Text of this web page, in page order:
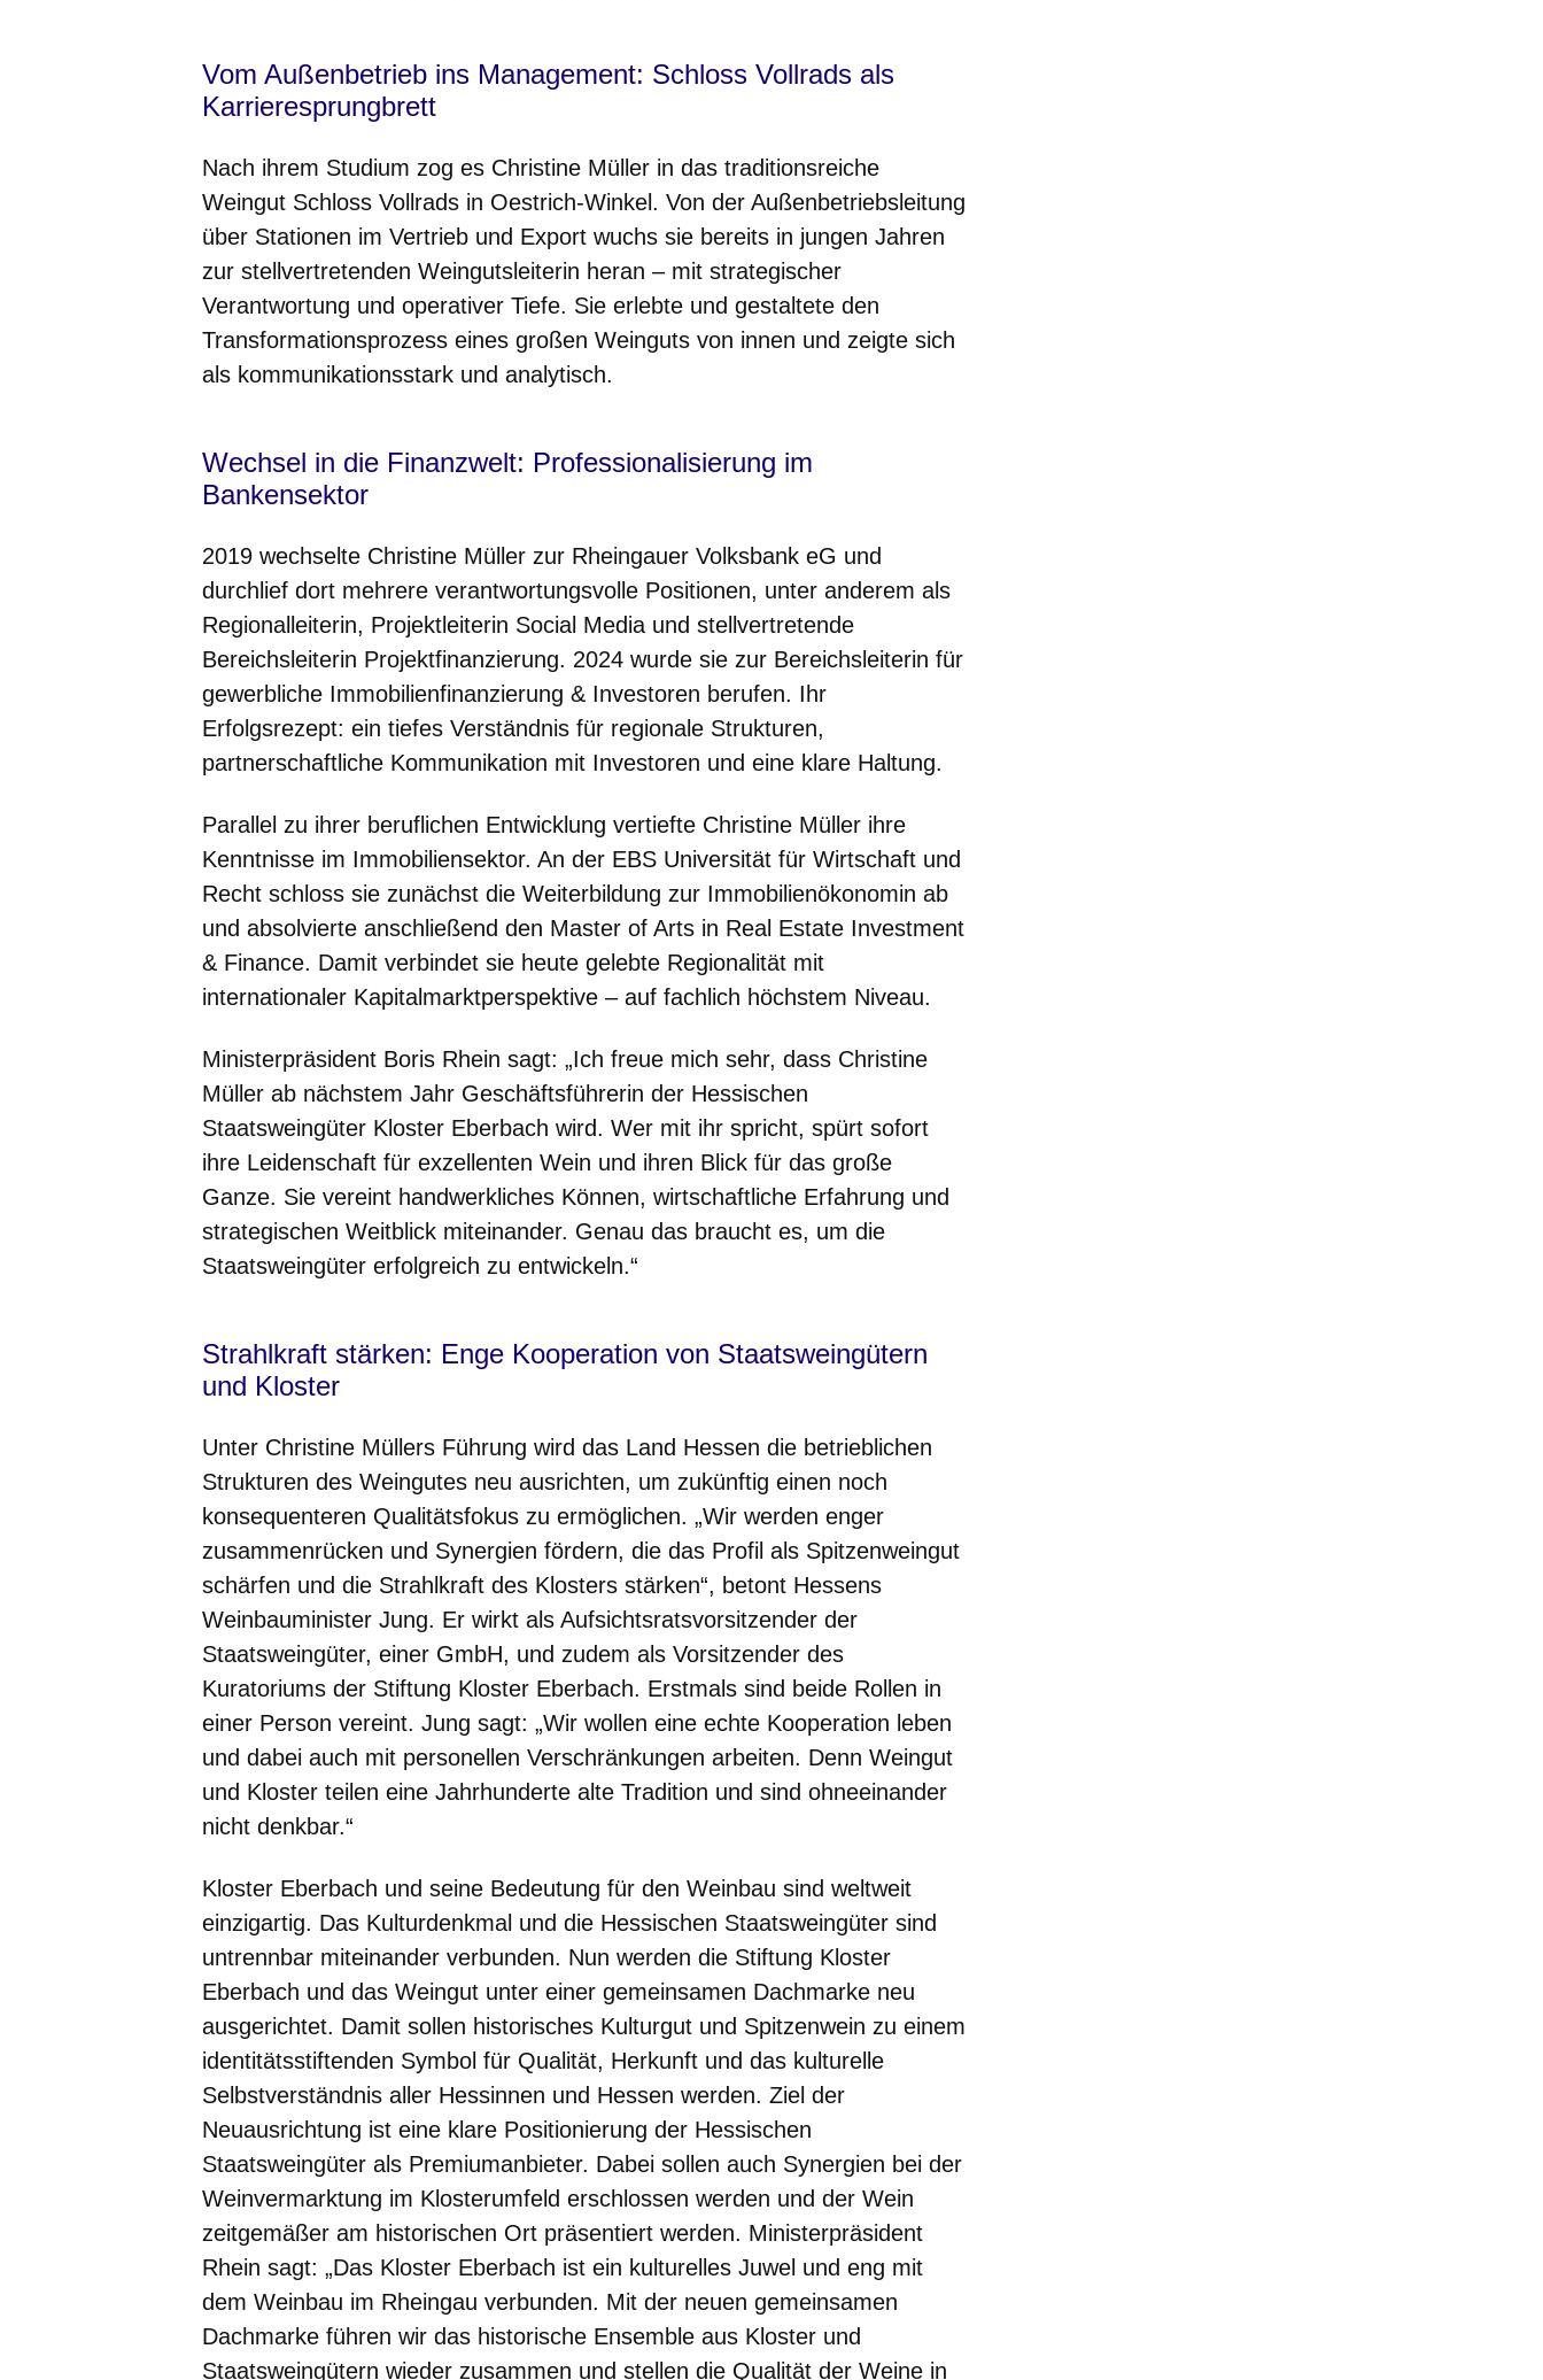
Vom Außenbetrieb ins Management: Schloss Vollrads als
Karrieresprungbrett
Nach ihrem Studium zog es Christine Müller in das traditionsreiche
Weingut Schloss Vollrads in Oestrich-Winkel. Von der Außenbetriebsleitung
über Stationen im Vertrieb und Export wuchs sie bereits in jungen Jahren
zur stellvertretenden Weingutsleiterin heran – mit strategischer
Verantwortung und operativer Tiefe. Sie erlebte und gestaltete den
Transformationsprozess eines großen Weinguts von innen und zeigte sich
als kommunikationsstark und analytisch.
Wechsel in die Finanzwelt: Professionalisierung im
Bankensektor
2019 wechselte Christine Müller zur Rheingauer Volksbank eG und
durchlief dort mehrere verantwortungsvolle Positionen, unter anderem als
Regionalleiterin, Projektleiterin Social Media und stellvertretende
Bereichsleiterin Projektfinanzierung. 2024 wurde sie zur Bereichsleiterin für
gewerbliche Immobilienfinanzierung & Investoren berufen. Ihr
Erfolgsrezept: ein tiefes Verständnis für regionale Strukturen,
partnerschaftliche Kommunikation mit Investoren und eine klare Haltung.
Parallel zu ihrer beruflichen Entwicklung vertiefte Christine Müller ihre
Kenntnisse im Immobiliensektor. An der EBS Universität für Wirtschaft und
Recht schloss sie zunächst die Weiterbildung zur Immobilienökonomin ab
und absolvierte anschließend den Master of Arts in Real Estate Investment
& Finance. Damit verbindet sie heute gelebte Regionalität mit
internationaler Kapitalmarktperspektive – auf fachlich höchstem Niveau.
Ministerpräsident Boris Rhein sagt: „Ich freue mich sehr, dass Christine
Müller ab nächstem Jahr Geschäftsführerin der Hessischen
Staatsweingüter Kloster Eberbach wird. Wer mit ihr spricht, spürt sofort
ihre Leidenschaft für exzellenten Wein und ihren Blick für das große
Ganze. Sie vereint handwerkliches Können, wirtschaftliche Erfahrung und
strategischen Weitblick miteinander. Genau das braucht es, um die
Staatsweingüter erfolgreich zu entwickeln.“
Strahlkraft stärken: Enge Kooperation von Staatsweingütern
und Kloster
Unter Christine Müllers Führung wird das Land Hessen die betrieblichen
Strukturen des Weingutes neu ausrichten, um zukünftig einen noch
konsequenteren Qualitätsfokus zu ermöglichen. „Wir werden enger
zusammenrücken und Synergien fördern, die das Profil als Spitzenweingut
schärfen und die Strahlkraft des Klosters stärken“, betont Hessens
Weinbauminister Jung. Er wirkt als Aufsichtsratsvorsitzender der
Staatsweingüter, einer GmbH, und zudem als Vorsitzender des
Kuratoriums der Stiftung Kloster Eberbach. Erstmals sind beide Rollen in
einer Person vereint. Jung sagt: „Wir wollen eine echte Kooperation leben
und dabei auch mit personellen Verschränkungen arbeiten. Denn Weingut
und Kloster teilen eine Jahrhunderte alte Tradition und sind ohneeinander
nicht denkbar.“
Kloster Eberbach und seine Bedeutung für den Weinbau sind weltweit
einzigartig. Das Kulturdenkmal und die Hessischen Staatsweingüter sind
untrennbar miteinander verbunden. Nun werden die Stiftung Kloster
Eberbach und das Weingut unter einer gemeinsamen Dachmarke neu
ausgerichtet. Damit sollen historisches Kulturgut und Spitzenwein zu einem
identitätsstiftenden Symbol für Qualität, Herkunft und das kulturelle
Selbstverständnis aller Hessinnen und Hessen werden. Ziel der
Neuausrichtung ist eine klare Positionierung der Hessischen
Staatsweingüter als Premiumanbieter. Dabei sollen auch Synergien bei der
Weinvermarktung im Klosterumfeld erschlossen werden und der Wein
zeitgemäßer am historischen Ort präsentiert werden. Ministerpräsident
Rhein sagt: „Das Kloster Eberbach ist ein kulturelles Juwel und eng mit
dem Weinbau im Rheingau verbunden. Mit der neuen gemeinsamen
Dachmarke führen wir das historische Ensemble aus Kloster und
Staatsweingütern wieder zusammen und stellen die Qualität der Weine in